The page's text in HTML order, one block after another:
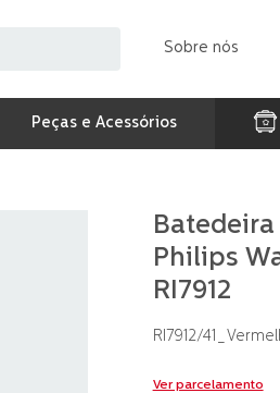
Sobre nós
Peças e Acessórios
Philips
RI7912
RI7912/
Ver parcelamento